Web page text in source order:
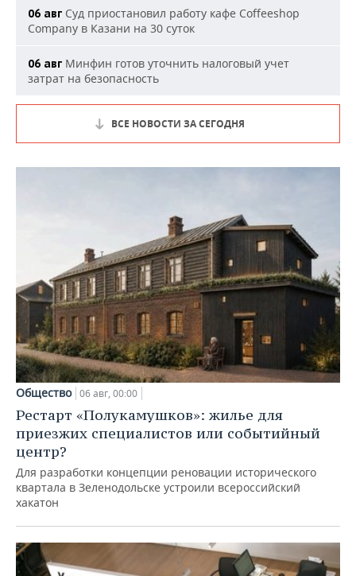
06 авг Суд приостановил работу кафе Coffeeshop
Company в Казани на 30 суток
06 авг Минфин готов уточнить налоговый учет
затрат на безопасность
ВСЕ НОВОСТИ ЗА СЕГОДНЯ
Общество 06 авг, 00:00
Рестарт «Полукамушков»: жилье для
приезжих специалистов или событийный
центр?
Для разработки концепции реновации исторического
квартала в Зеленодольске устроили всероссийский
хакатон